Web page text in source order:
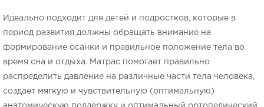
Идеально подходит для детей и подростков, которые в
период развития должны обращать внимание на
формирование осанки и правильное положение тела во
время сна и отдыха. Матрас помогает правильно
распределить давление на различные части тела человека,
создает мягкую и чувствительную (оптимальную)